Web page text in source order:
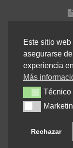
Este sitio
asegurarse
experiencia
Más
TécnicoTécnico
Marketing
Rechazar